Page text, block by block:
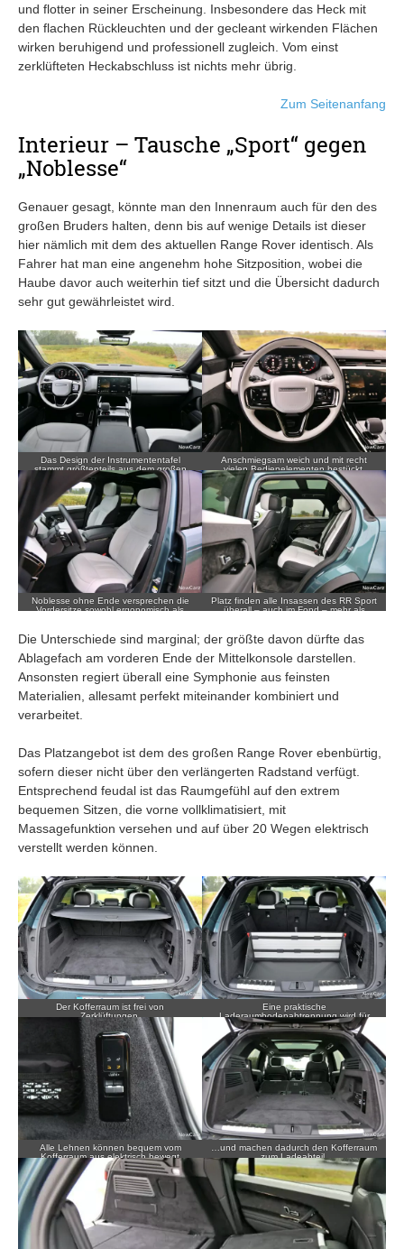
und flotter in seiner Erscheinung. Insbesondere das Heck mit
den flachen Rückleuchten und der gecleant wirkenden Flächen
wirken beruhigend und professionell zugleich. Vom einst
zerklüfteten Heckabschluss ist nichts mehr übrig.
Zum Seitenanfang
Interieur – Tausche „Sport“ gegen
„Noblesse“
Genauer gesagt, könnte man den Innenraum auch für den des
großen Bruders halten, denn bis auf wenige Details ist dieser
hier nämlich mit dem des aktuellen Range Rover identisch. Als
Fahrer hat man eine angenehm hohe Sitzposition, wobei die
Haube davor auch weiterhin tief sitzt und die Übersicht dadurch
sehr gut gewährleistet wird.
Das Design der Instrumententafel
stammt größtenteils aus dem großen
Anschmiegsam weich und mit recht
vielen Bedienelementen bestückt,
zeigte sich das hübsche Lenkrad im RR
Sport.
Noblesse ohne Ende versprechen die
Vordersitze sowohl ergonomisch als
Platz finden alle Insassen des RR Sport
überall – auch im Fond – mehr als
Die Unterschiede sind marginal; der größte davon dürfte das
Ablagefach am vorderen Ende der Mittelkonsole darstellen.
Ansonsten regiert überall eine Symphonie aus feinsten
Materialien, allesamt perfekt miteinander kombiniert und
verarbeitet.
Das Platzangebot ist dem des großen Range Rover ebenbürtig,
sofern dieser nicht über den verlängerten Radstand verfügt.
Entsprechend feudal ist das Raumgefühl auf den extrem
bequemen Sitzen, die vorne vollklimatisiert, mit
Massagefunktion versehen und auf über 20 Wegen elektrisch
verstellt werden können.
Der Kofferraum ist frei von
Zerklüftungen.
Eine praktische
Laderaumbodenabtrennung wird für
335 Euro extra angeboten.
Alle Lehnen können bequem vom
Kofferraum aus elektrisch bewegt
werden…
…und machen dadurch den Kofferraum
zum Ladeabteil.